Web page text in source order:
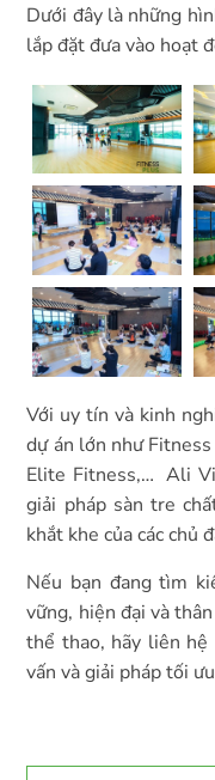
Dưới đây là những
lắp đặt đưa vào hoạt
Với uy tín và kinh
dự án lớn như
Elite Fitness,… Ali
giải pháp sàn tre
khắt khe của các chủ
Nếu bạn đang tìm
vững, hiện đại và
thể thao, hãy liên
vấn và giải pháp tối